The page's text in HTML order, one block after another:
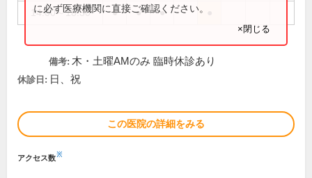
14:00～18:30 ● ● ●
に必ず医療機関に直接ご確認ください。
×閉じる
備考: 木・土曜AMのみ 臨時休診あり
休診日: 日、祝
この医院の詳細をみる
アクセス数※